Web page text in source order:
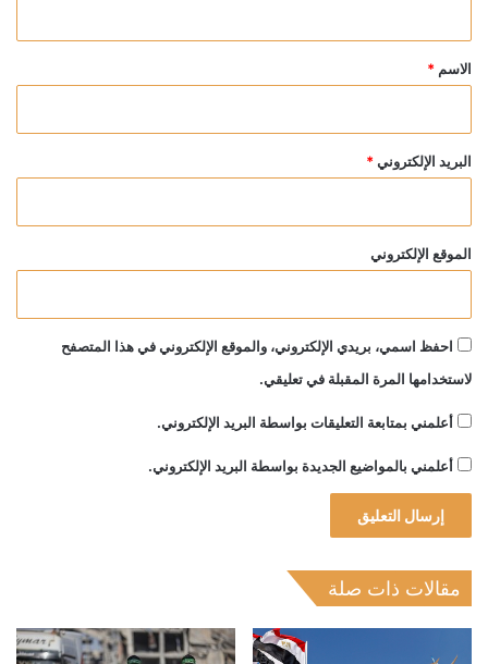
*
الاسم *
البريد الإلكتروني *
الموقع الإلكتروني
احفظ اسمي، بريدي الإلكتروني، والموقع الإلكتروني في هذا المتصفح
لاستخدامها المرة المقبلة في تعليقي.
أعلمني بمتابعة التعليقات بواسطة البريد الإلكتروني.
أعلمني بالمواضيع الجديدة بواسطة البريد الإلكتروني.
مقالات ذات صلة